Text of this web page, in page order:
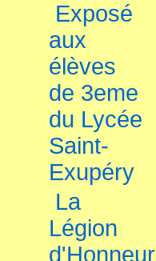
Exposé
aux
élèves
de 3eme
du Lycée
Saint-
Exupéry
La
Légion
d'Honneur